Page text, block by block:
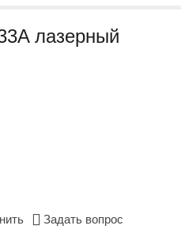
лазерный
Задать вопрос